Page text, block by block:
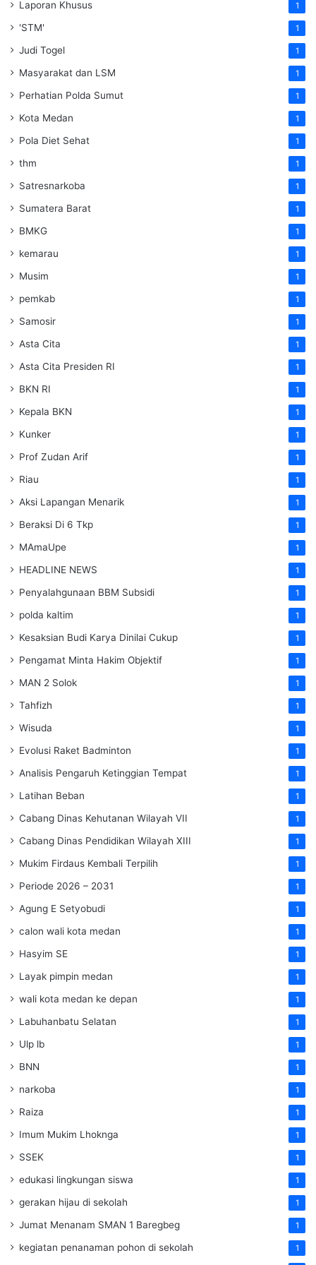
Laporan Khusus 1
'STM' 1
Judi Togel 1
Masyarakat dan LSM 1
Perhatian Polda Sumut 1
Kota Medan 1
Pola Diet Sehat 1
thm 1
Satresnarkoba 1
Sumatera Barat 1
BMKG 1
kemarau 1
Musim 1
pemkab 1
Samosir 1
Asta Cita 1
Asta Cita Presiden RI 1
BKN RI 1
Kepala BKN 1
Kunker 1
Prof Zudan Arif 1
Riau 1
Aksi Lapangan Menarik 1
Beraksi Di 6 Tkp 1
MAmaUpe 1
HEADLINE NEWS 1
Penyalahgunaan BBM Subsidi 1
polda kaltim 1
Kesaksian Budi Karya Dinilai Cukup 1
Pengamat Minta Hakim Objektif 1
MAN 2 Solok 1
Tahfizh 1
Wisuda 1
Evolusi Raket Badminton 1
Analisis Pengaruh Ketinggian Tempat 1
Latihan Beban 1
Cabang Dinas Kehutanan Wilayah VII 1
Cabang Dinas Pendidikan Wilayah XIII 1
Mukim Firdaus Kembali Terpilih 1
Periode 2026 – 2031 1
Agung E Setyobudi 1
calon wali kota medan 1
Hasyim SE 1
Layak pimpin medan 1
wali kota medan ke depan 1
Labuhanbatu Selatan 1
Ulp lb 1
BNN 1
narkoba 1
Raiza 1
Imum Mukim Lhoknga 1
SSEK 1
edukasi lingkungan siswa 1
gerakan hijau di sekolah 1
Jumat Menanam SMAN 1 Baregbeg 1
kegiatan penanaman pohon di sekolah 1